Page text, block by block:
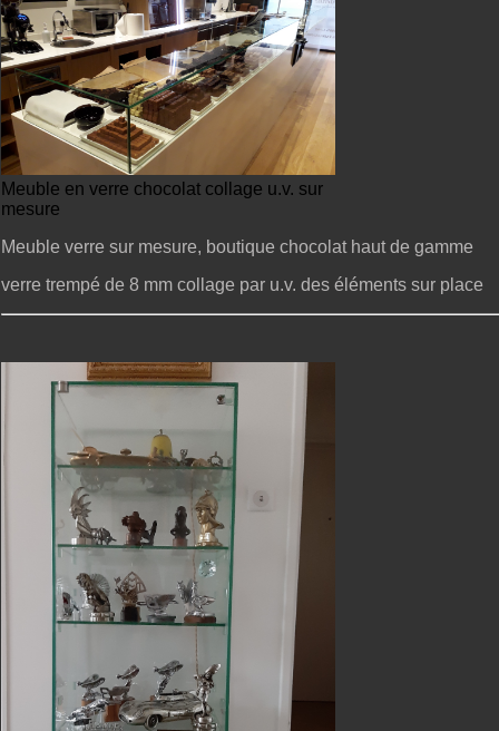
Meuble en verre chocolat collage u.v. sur
mesure
Meuble verre sur mesure, boutique chocolat haut de gamme
verre trempé de 8 mm collage par u.v. des éléments sur place